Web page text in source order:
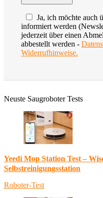
Ja, ich möchte auch
informiert werden
jederzeit über einen
abbestellt werden -
Widerrufhinweise.
Neuste Saugroboter Tests
Yeedi Mop Station Test –
Selbstreinigungsstation
Roboter-Test